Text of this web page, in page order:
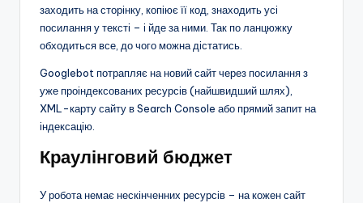
заходить на сторінку, копіює її код, знаходить усі
посилання у тексті – і йде за ними. Так по ланцюжку
обходиться все, до чого можна дістатись.
Googlebot потрапляє на новий сайт через посилання з
уже проіндексованих ресурсів (найшвидший шлях),
XML-карту сайту в Search Console або прямий запит на
індексацію.
Краулінговий бюджет
У робота немає нескінченних ресурсів – на кожен сайт